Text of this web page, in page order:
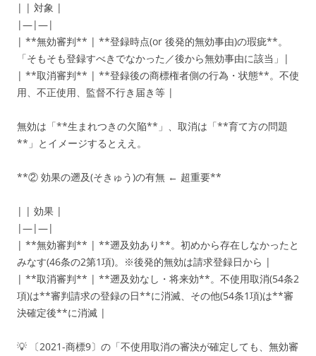
| | 対象 |
|—|—|
| **無効審判** | **登録時点(or 後発的無効事由)の瑕疵**。
「そもそも登録すべきでなかった／後から無効事由に該当」|
| **取消審判** | **登録後の商標権者側の行為・状態**。不使
用、不正使用、監督不行き届き等 |
無効は「**生まれつきの欠陥**」、取消は「**育て方の問題
**」とイメージするとええ。
**② 効果の遡及(そきゅう)の有無 ← 超重要**
| | 効果 |
|—|—|
| **無効審判** | **遡及効あり**。初めから存在しなかったと
みなす(46条の2第1項)。※後発的無効は請求登録日から |
| **取消審判** | **遡及効なし・将来効**。不使用取消(54条2
項)は**審判請求の登録の日**に消滅、その他(54条1項)は**審
決確定後**に消滅 |
💡 〔2021-商標9〕の「不使用取消の審決が確定しても、無効審